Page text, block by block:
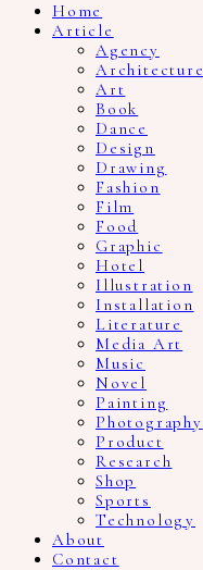
Home
Article
Agency
Architecture
Art
Book
Dance
Design
Drawing
Fashion
Film
Food
Graphic
Hotel
Illustration
Installation
Literature
Media Art
Music
Novel
Painting
Photography
Product
Research
Shop
Sports
Technology
About
Contact